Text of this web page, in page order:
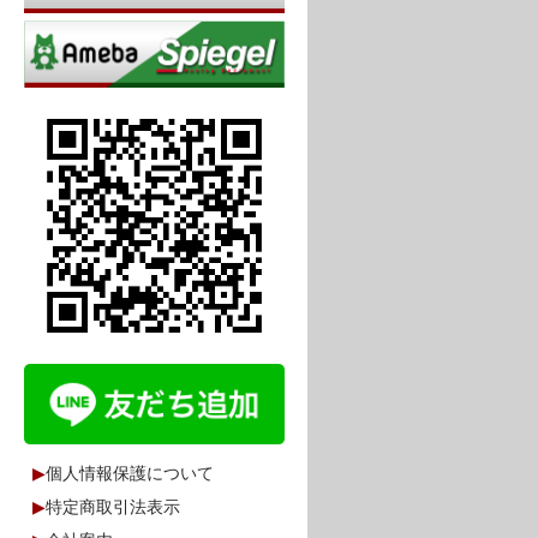
▶個人情報保護について
▶特定商取引法表示